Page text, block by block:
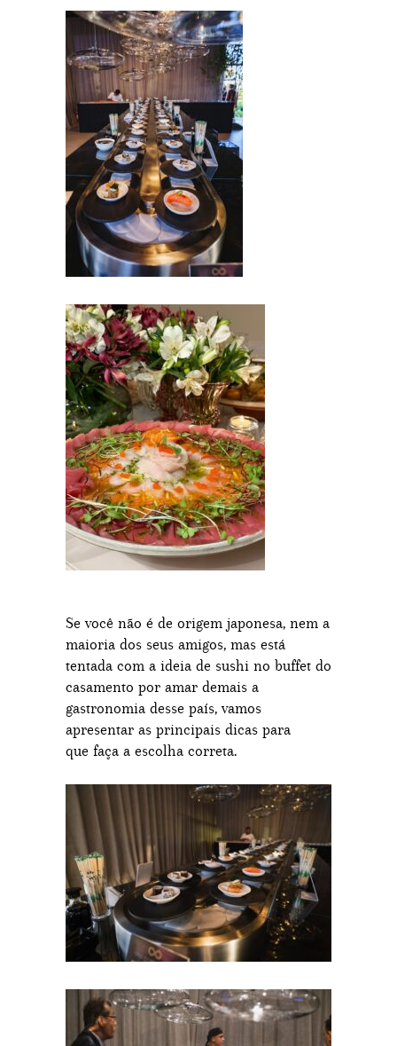
Se você não é de origem japonesa, nem a
maioria dos seus amigos, mas está
tentada com a ideia de sushi no buffet do
casamento por amar demais a
gastronomia desse país, vamos
apresentar as principais dicas para
que faça a escolha correta.